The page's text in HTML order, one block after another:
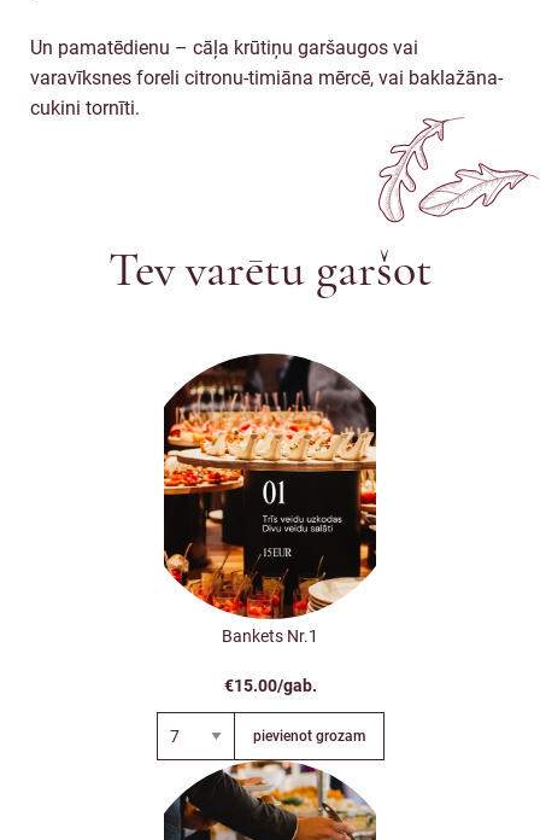
Un pamatēdienu – cāļa krūtiņu garšaugos vai
varavīksnes foreli citronu-timiāna mērcē, vai baklažāna-
cukini tornīti.
Tev varētu garšot
Bankets Nr.1
€15.00/gab.
pievienot grozam